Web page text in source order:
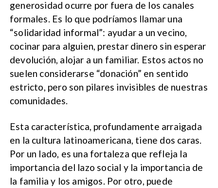
generosidad ocurre por fuera de los canales
formales. Es lo que podríamos llamar una
“solidaridad informal”: ayudar a un vecino,
cocinar para alguien, prestar dinero sin esperar
devolución, alojar a un familiar. Estos actos no
suelen considerarse “donación” en sentido
estricto, pero son pilares invisibles de nuestras
comunidades.
Esta característica, profundamente arraigada
en la cultura latinoamericana, tiene dos caras.
Por un lado, es una fortaleza que refleja la
importancia del lazo social y la importancia de
la familia y los amigos. Por otro, puede